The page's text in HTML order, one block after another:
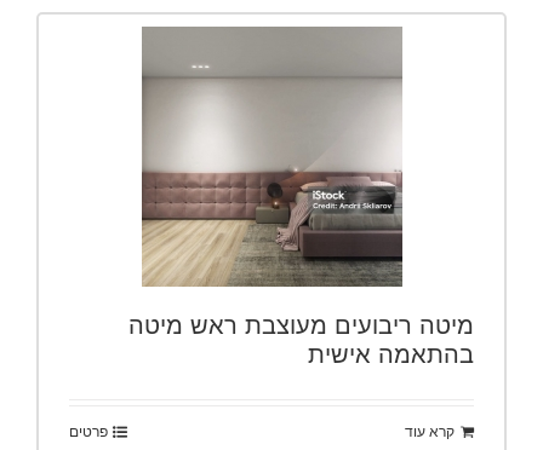
מיטה ריבועים מעוצבת ראש מיטה
בהתאמה אישית
קרא עוד פרטים